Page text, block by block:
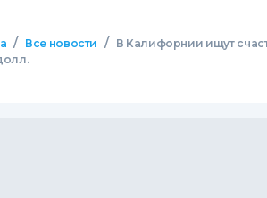
/ Все новости /
В Калифорнии ищут